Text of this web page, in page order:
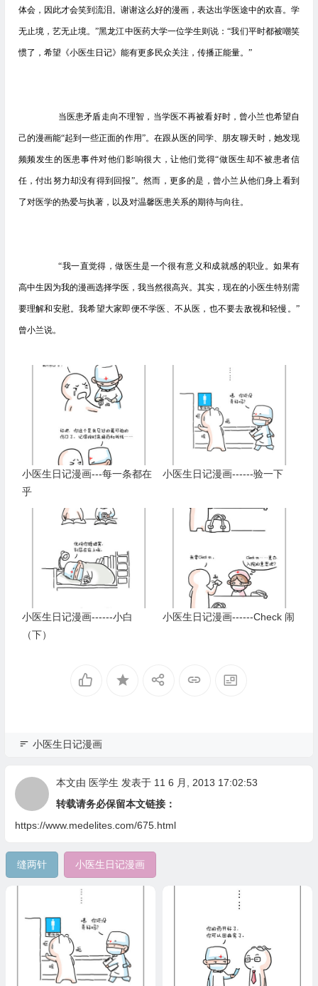
体会，因此才会笑到流泪。谢谢这么好的漫画，表达出学医途中的欢喜。学
无止境，艺无止境。”黑龙江中医药大学一位学生则说：“我们平时都被嘲笑
惯了，希望《小医生日记》能有更多民众关注，传播正能量。”
当医患矛盾走向不理智，当学医不再被看好时，曾小兰也希望自
己的漫画能“起到一些正面的作用”。在跟从医的同学、朋友聊天时，她发现
频频发生的医患事件对他们影响很大，让他们觉得“做医生却不被患者信
任，付出努力却没有得到回报”。然而，更多的是，曾小兰从他们身上看到
了对医学的热爱与执著，以及对温馨医患关系的期待与向往。
“我一直觉得，做医生是一个很有意义和成就感的职业。如果有
高中生因为我的漫画选择学医，我当然很高兴。其实，现在的小医生特别需
要理解和安慰。我希望大家即便不学医、不从医，也不要去敌视和轻慢。”
曾小兰说。
小医生日记漫画---每一条都在
乎
小医生日记漫画------验一下
小医生日记漫画------小白
（下）
小医生日记漫画------Check 闹
小医生日记漫画
本文由 医学生 发表于 11 6 月, 2013 17:02:53
转载请务必保留本文链接：
https://www.medelites.com/675.html
缝两针 小医生日记漫画